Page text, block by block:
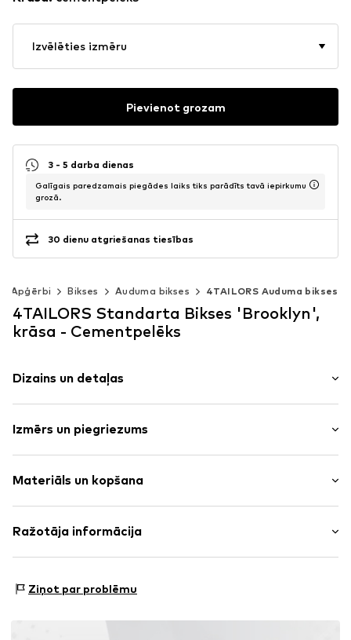
Izvēlēties izmēru
Pievienot grozam
3 - 5 darba dienas
Galīgais paredzamais piegādes laiks tiks parādīts tavā iepirkumu
grozā.
30 dienu atgriešanas tiesības
Apģērbi Bikses Auduma bikses 4TAILORS Auduma bikses
4TAILORS Standarta Bikses 'Brooklyn',
krāsa - Cementpelēks
Dizains un detaļas
Sānu kabatas
Vientoņa šuves
Elastīgā saite
Preces Nr. AIO0174001000001
Izmērs un piegriezums
Piegriezums: Standarta
Ķermeņa garums: Vidēja jostasvieta
Izmēru tabula
Materiāls un kopšana
Materiāls: 100% Poliamīds - PA
Negludināt ar karstu
Ražotāja informācija
2700 BLAGOEVGRAD
Ziņot par problēmu